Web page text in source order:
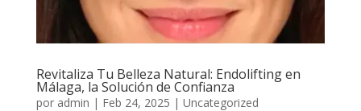
Revitaliza Tu Belleza Natural: Endolifting en
Málaga, la Solución de Confianza
por admin | Feb 24, 2025 | Uncategorized